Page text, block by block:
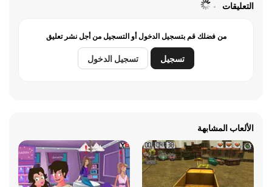
التعليقات
من فضلك قم بتسجيل الدخول أو التسجيل من أجل نشر تعليق
تسجيل تسجيل الدخول
الألعاب المشابهة